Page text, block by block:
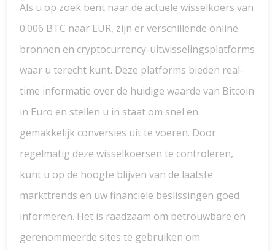
Als u op zoek bent naar de actuele wisselkoers van
0.006 BTC naar EUR, zijn er verschillende online
bronnen en cryptocurrency-uitwisselingsplatforms
waar u terecht kunt. Deze platforms bieden real-
time informatie over de huidige waarde van Bitcoin
in Euro en stellen u in staat om snel en
gemakkelijk conversies uit te voeren. Door
regelmatig deze wisselkoersen te controleren,
kunt u op de hoogte blijven van de laatste
markttrends en uw financiële beslissingen goed
informeren. Het is raadzaam om betrouwbare en
gerenommeerde sites te gebruiken om